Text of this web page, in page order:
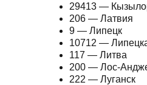
29413 —
206 — Латвия
9 — Липецк
10712 —
117 — Литва
200 — Лос-
222 — Луганск